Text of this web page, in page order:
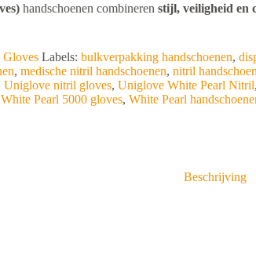
handschoenen combineren stijl, veiligheid en
Gloves Labels: bulkverpakking handschoenen,
, medische nitril handschoenen, nitril
Uniglove nitril gloves, Uniglove White Pearl Nitril,
White Pearl 5000 gloves, White Pearl
Beschrijving